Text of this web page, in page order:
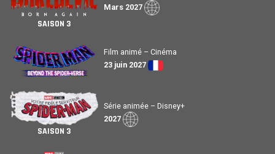
SAISON 3
Mars 2027
Film animé – Cinéma
23 juin 2027
SAISON 3
Série animée – Disney+
2027